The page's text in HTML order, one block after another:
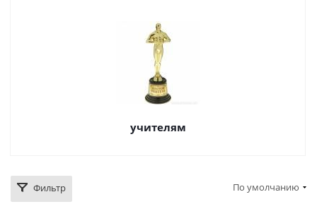
учителям
Фильтр По умолчанию